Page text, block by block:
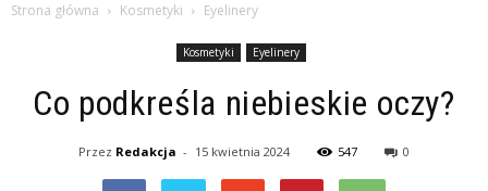
Strona główna Kosmetyki Eyelinery
Kosmetyki Eyelinery
Co podkreśla niebieskie oczy?
Przez Redakcja - 15 kwietnia 2024 547 0